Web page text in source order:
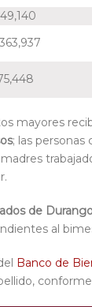
mayores
; las personas
de
al
Banco de